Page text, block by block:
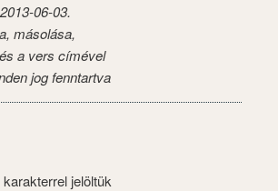
06-03.
másolása,
a vers címével
jog fenntartva
karakterrel jelöltük